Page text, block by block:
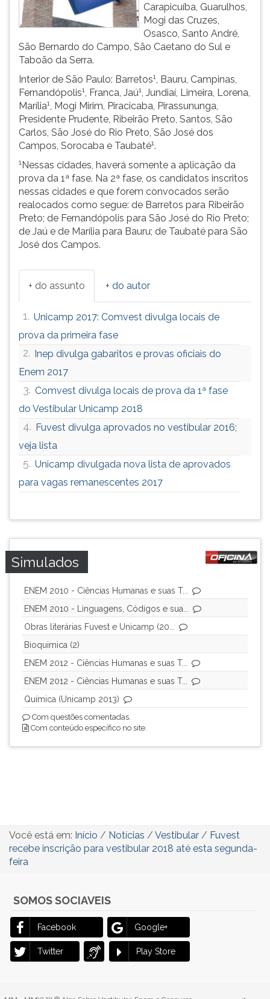
Carapicuíba, Guarulhos,
Mogi das Cruzes,
Osasco, Santo André,
São Bernardo do Campo, São Caetano do Sul e
Taboão da Serra.
Interior de São Paulo: Barretos1, Bauru, Campinas,
Fernandópolis1, Franca, Jaú1, Jundiaí, Limeira, Lorena,
Marília1, Mogi Mirim, Piracicaba, Pirassununga,
Presidente Prudente, Ribeirão Preto, Santos, São
Carlos, São José do Rio Preto, São José dos
Campos, Sorocaba e Taubaté1.
1Nessas cidades, haverá somente a aplicação da
prova da 1ª fase. Na 2ª fase, os candidatos inscritos
nessas cidades e que forem convocados serão
realocados como segue: de Barretos para Ribeirão
Preto; de Fernandópolis para São José do Rio Preto;
de Jaú e de Marília para Bauru; de Taubaté para São
José dos Campos.
+ do assunto + do autor
1. Unicamp 2017: Comvest divulga locais de
prova da primeira fase
2. Inep divulga gabaritos e provas oficiais do
Enem 2017
3. Comvest divulga locais de prova da 1ª fase
do Vestibular Unicamp 2018
4. Fuvest divulga aprovados no vestibular 2016;
veja lista
5. Unicamp divulgada nova lista de aprovados
para vagas remanescentes 2017
Simulados
ENEM 2010 - Ciências Humanas e suas T...
ENEM 2010 - Linguagens, Códigos e sua...
Obras literárias Fuvest e Unicamp (20...
Bioquimica (2)
ENEM 2012 - Ciências Humanas e suas T...
ENEM 2012 - Ciências Humanas e suas T...
Química (Unicamp 2013)
Com questões comentadas.
Com conteúdo específico no site.
Você está em: Início / Notícias / Vestibular / Fuvest
recebe inscrição para vestibular 2018 até esta segunda-
feira
SOMOS SOCIAVEIS
Facebook Google+
Twitter Play Store